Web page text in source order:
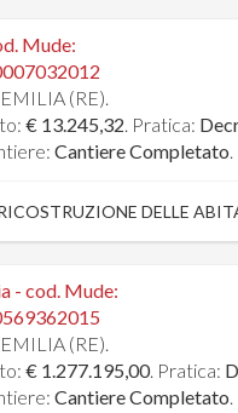
Mude:
(RE).
€ 13.245,32. Pratica:
Cantiere Completato.
DELLE
- cod. Mude:
(RE).
€ 1.277.195,00. Pratica:
Cantiere Completato.